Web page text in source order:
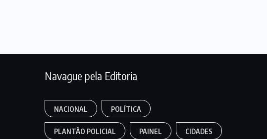
Navague pela Editoria
NACIONAL POLÍTICA
PLANTÃO POLICIAL PAINEL CIDADES